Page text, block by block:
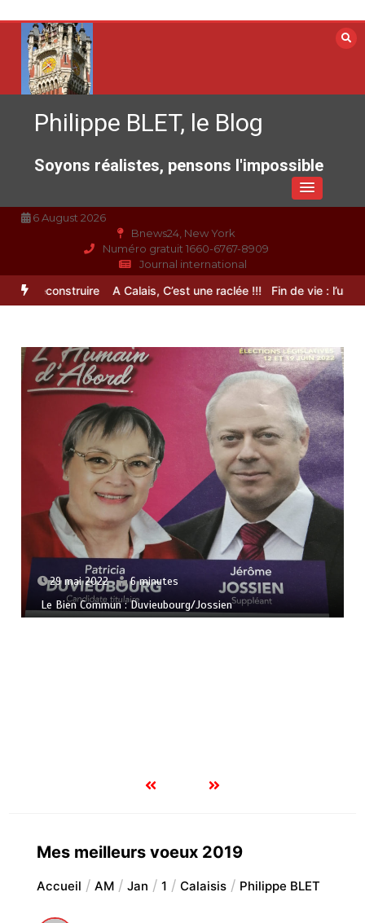
contenu
Philippe BLET, le Blog
Soyons réalistes, pensons l'impossible
6 August 2026
Bnews24, New York
Numéro gratuit 1660-6767-8909
Journal international
à reconstruire A Calais, C’est une raclée !!! Fin de vie : l’ultime
29 mai 2022 6 minutes
Le Bien Commun : Duvieubourg/Jossien
Mes meilleurs voeux 2019
Accueil AM Jan 1 Calaisis Philippe BLET